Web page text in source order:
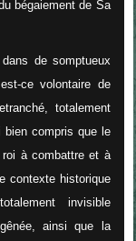
bégaiement de Sa
de somptueux
ce volontaire de
totalement
bien compris que le
à combattre et à
contexte historique
invisible
ainsi que la